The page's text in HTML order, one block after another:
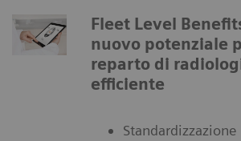
Fleet Level
nuovo potenziale
reparto di
efficiente
Standardizzazione